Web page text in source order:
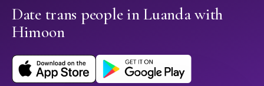
Date trans people in Luanda with
Himoon